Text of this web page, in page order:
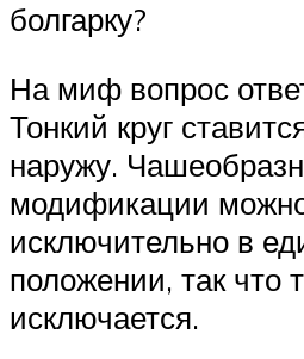
болгарку?
На миф вопрос
Тонкий круг
наружу.
модификации
исключительно в
положении, так что
исключается.